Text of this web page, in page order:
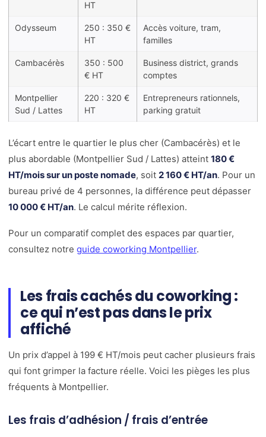
HT
Odysseum
250 : 350 €
HT
Accès voiture, tram,
familles
Cambacérès
350 : 500
€ HT
Business district, grands
comptes
Montpellier
Sud / Lattes
220 : 320 €
HT
Entrepreneurs rationnels,
parking gratuit
L’écart entre le quartier le plus cher (Cambacérès) et le
plus abordable (Montpellier Sud / Lattes) atteint 180 €
HT/mois sur un poste nomade, soit 2 160 € HT/an. Pour un
bureau privé de 4 personnes, la différence peut dépasser
10 000 € HT/an. Le calcul mérite réflexion.
Pour un comparatif complet des espaces par quartier,
consultez notre guide coworking Montpellier.
Les frais cachés du coworking :
ce qui n’est pas dans le prix
affiché
Un prix d’appel à 199 € HT/mois peut cacher plusieurs frais
qui font grimper la facture réelle. Voici les pièges les plus
fréquents à Montpellier.
Les frais d’adhésion / frais d’entrée